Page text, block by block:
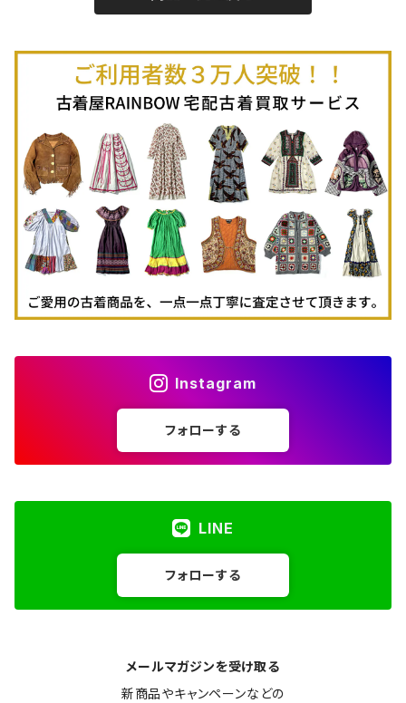
古着ポロシャツ
古着長袖ポロシャツ
古着スウェット
古着パーカー
古着タンクトップ
古着羽織り
古着ミニ丈スカート (丈56-75cm)
Autumn / Winter
Instagram
フォローする
LINE
フォローする
メールマガジンを受け取る
新商品やキャンペーンなどの